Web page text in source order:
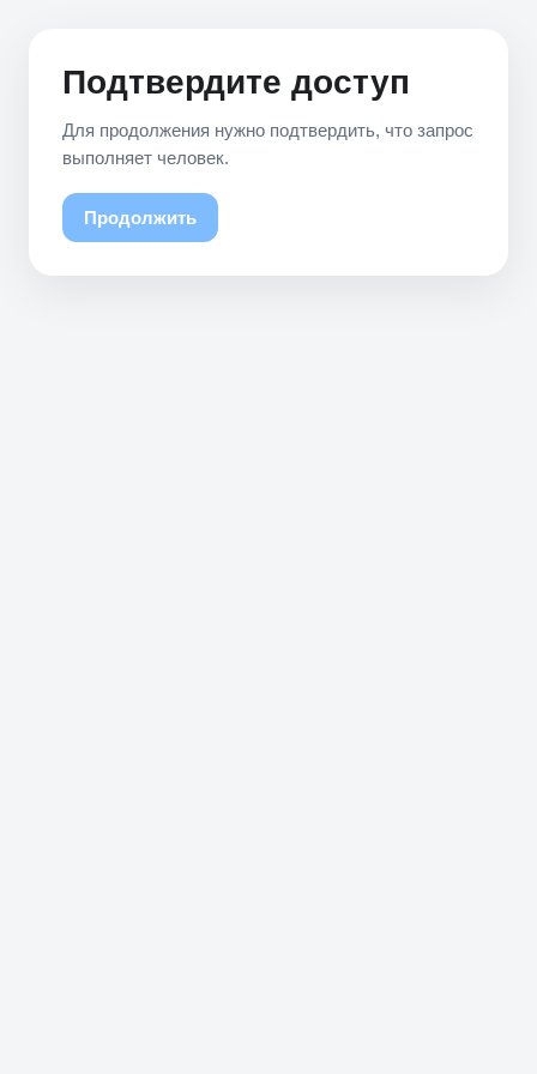
Подтвердите доступ
Для продолжения нужно подтвердить, что запрос
выполняет человек.
Продолжить